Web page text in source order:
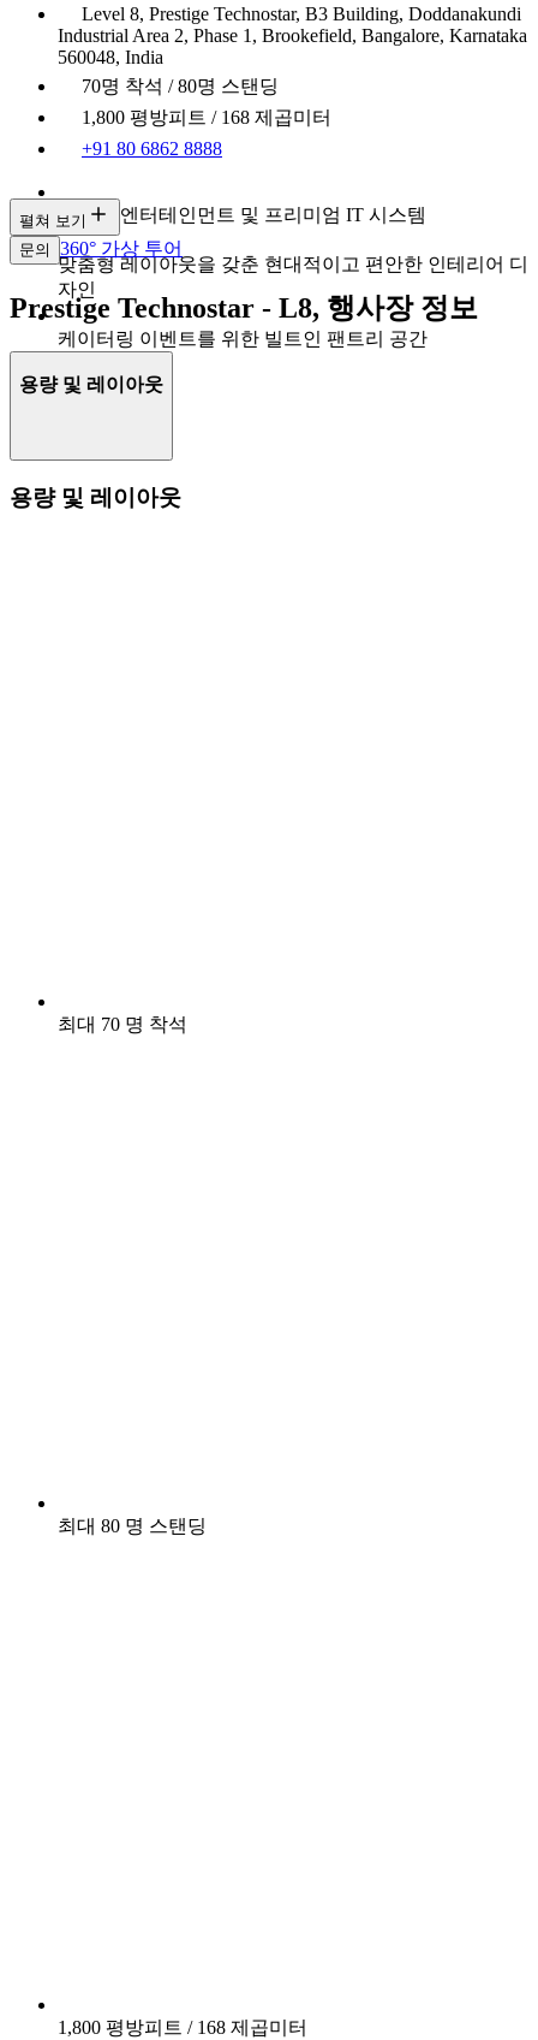
Level 8, Prestige Technostar, B3 Building, Doddanakundi
Industrial Area 2, Phase 1, Brookefield, Bangalore, Karnataka
560048, India
70명 착석 / 80명 스탠딩
1,800 평방피트 / 168 제곱미터
+91 80 6862 8888
빌트인 엔터테인먼트 및 프리미엄 IT 시스템
맞춤형 레이아웃을 갖춘 현대적이고 편안한 인테리어 디
자인
케이터링 이벤트를 위한 빌트인 팬트리 공간
펼쳐 보기
문의
360° 가상 투어
Prestige Technostar - L8, 행사장 정보
용량 및 레이아웃
용량 및 레이아웃
최대 70 명 착석
최대 80 명 스탠딩
1,800 평방피트 / 168 제곱미터